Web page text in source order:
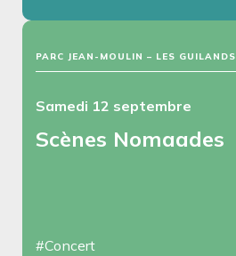
PARC JEAN-MOULIN – LES GUILANDS
Samedi 12 septembre
Scènes Nomaades
#Concert